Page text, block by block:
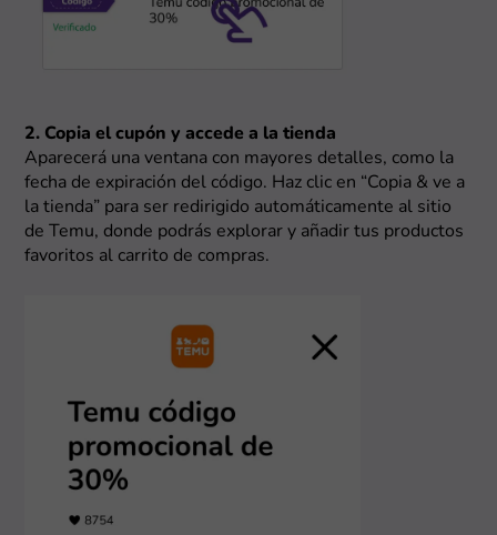
2. Copia el cupón y accede a la tienda
Aparecerá una ventana con mayores detalles, como la
fecha de expiración del código. Haz clic en “Copia & ve a
la tienda” para ser redirigido automáticamente al sitio
de Temu, donde podrás explorar y añadir tus productos
favoritos al carrito de compras.